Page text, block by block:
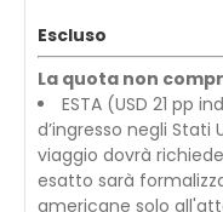
Escluso
La quota non
ESTA (USD 21 pp
d’ingresso negli
viaggio dovrà
esatto sarà
americane solo